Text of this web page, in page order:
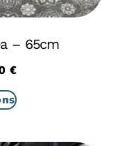
– 65cm
€